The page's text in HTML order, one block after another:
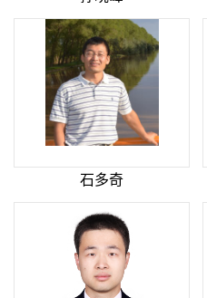
石多奇